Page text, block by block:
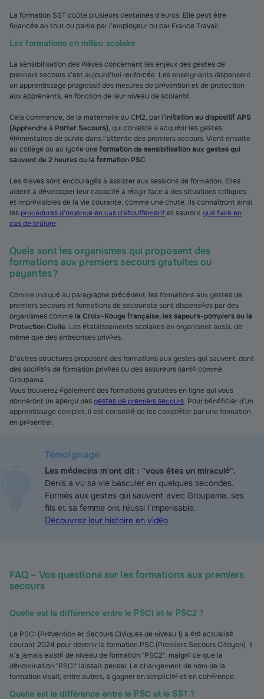
La formation SST coûte plusieurs centaines d’euros. Elle peut être
financée en tout ou partie par l’employeur ou par France Travail.
Les formations en milieu scolaire
La sensibilisation des élèves concernant les enjeux des gestes de
premiers secours s’est aujourd’hui renforcée. Les enseignants dispensent
un apprentissage progressif des mesures de prévention et de protection
aux apprenants, en fonction de leur niveau de scolarité.
Cela commence, de la maternelle au CM2, par l’initiation au dispositif APS
(Apprendre à Porter Secours), qui consiste à acquérir les gestes
élémentaires de survie dans l’attente des premiers secours. Vient ensuite
au collège ou au lycée uneformation de sensibilisation aux gestes qui
sauvent de 2 heures ou la formation PSC.
Les élèves sont encouragés à assister aux sessions de formation. Elles
aident à développer leur capacité à réagir face à des situations critiques
et imprévisibles de la vie courante, comme une chute. Ils connaîtront ainsi
les procédures d’urgence en cas d’étouffementet saurontque faire en
cas de brûlure.
Quels sont les organismes qui proposent des
formations aux premiers secours gratuites ou
payantes ?
Comme indiqué au paragraphe précédent, les formations aux gestes de
premiers secours et formations de secouriste sont dispensées par des
organismes commela Croix-Rouge française, les sapeurs-pompiers ou la
Protection Civile. Les établissements scolaires en organisent aussi, de
même que des entreprises privées.
D’autres structures proposent des formations aux gestes qui sauvent, dont
des sociétés de formation privées ou des assureurs santé comme
Groupama.
Vous trouverez également des formations gratuites en ligne qui vous
donneront un aperçu desgestes de premiers secours. Pour bénéficier d’un
apprentissage complet, il est conseillé de les compléter par une formation
en présentiel.
Témoignage
Les médecins m'ont dit : "vous êtes un miraculé".
Denis a vu sa vie basculer en quelques secondes.
Formés aux gestes qui sauvent avec Groupama, ses
fils et sa femme ont réussi l’impensable.
Découvrez leur histoire en vidéo.
FAQ – Vos questions sur les formations aux premiers
secours
Quelle est la différence entre le PSC1 et le PSC2 ?
Le PSC1 (Prévention et Secours Civiques de niveau 1) a été actualisé
courant 2024 pour devenir la formation PSC (Premiers Secours Citoyen). Il
n’a jamais existé de niveau de formation "PSC2", malgré ce que la
dénomination "PSC1" laissait penser. Le changement de nom de la
formation visait, entre autres, à gagner en simplicité et en cohérence.
Quelle est la différence entre le PSC et le SST ?